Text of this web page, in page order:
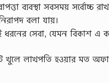
ব্যবস্থা সবসময় সর্বোচ্চ
বলা যায়।
সেবা, যেমন বিকাশ
খুলে লাখপতি হওয়ার মত